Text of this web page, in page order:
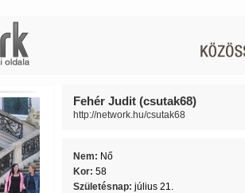
Fehér Judit (csutak68)
http://network.hu/csutak68
Nem: Nő
Kor: 58
Születésnap: július 21.